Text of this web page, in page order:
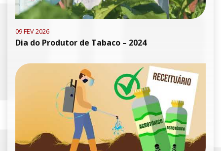
09 FEV 2026
Dia do Produtor de Tabaco – 2024